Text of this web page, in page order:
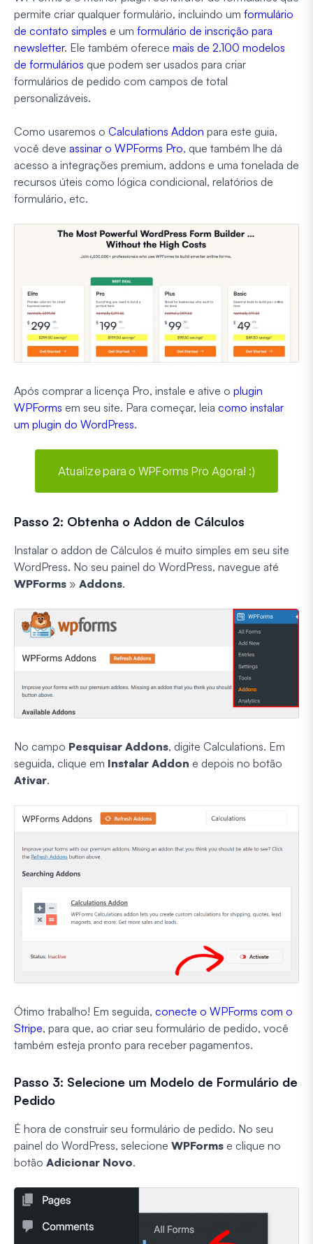
permite criar qualquer formulário, incluindo um formulário
de contato simples e um formulário de inscrição para
newsletter. Ele também oferece mais de 2.100 modelos
de formulários que podem ser usados para criar
formulários de pedido com campos de total
personalizáveis.
Como usaremos o Calculations Addon para este guia,
você deve assinar o WPForms Pro, que também lhe dá
acesso a integrações premium, addons e uma tonelada de
recursos úteis como lógica condicional, relatórios de
formulário, etc.
Após comprar a licença Pro, instale e ative o plugin
WPForms em seu site. Para começar, leia como instalar
um plugin do WordPress.
Atualize para o WPForms Pro Agora! :)
Passo 2: Obtenha o Addon de Cálculos
Instalar o addon de Cálculos é muito simples em seu site
WordPress. No seu painel do WordPress, navegue até
WPForms » Addons.
No campo Pesquisar Addons, digite Calculations. Em
seguida, clique em Instalar Addon e depois no botão
Ativar.
Ótimo trabalho! Em seguida, conecte o WPForms com o
Stripe, para que, ao criar seu formulário de pedido, você
também esteja pronto para receber pagamentos.
Passo 3: Selecione um Modelo de Formulário de
Pedido
É hora de construir seu formulário de pedido. No seu
painel do WordPress, selecione WPForms e clique no
botão Adicionar Novo.